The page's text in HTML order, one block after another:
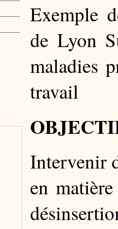
Exemple
de Lyon
maladies
travail
Intervenir
en